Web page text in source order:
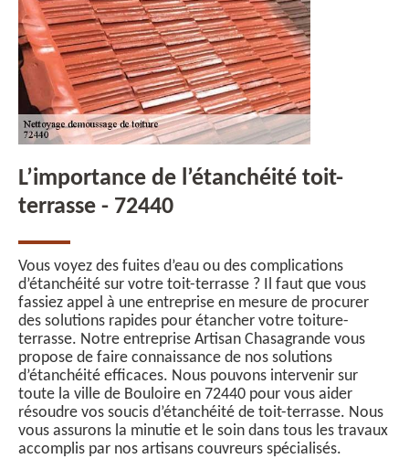
L’importance de l’étanchéité toit-
terrasse - 72440
Vous voyez des fuites d’eau ou des complications
d’étanchéité sur votre toit-terrasse ? Il faut que vous
fassiez appel à une entreprise en mesure de procurer
des solutions rapides pour étancher votre toiture-
terrasse. Notre entreprise Artisan Chasagrande vous
propose de faire connaissance de nos solutions
d’étanchéité efficaces. Nous pouvons intervenir sur
toute la ville de Bouloire en 72440 pour vous aider
résoudre vos soucis d’étanchéité de toit-terrasse. Nous
vous assurons la minutie et le soin dans tous les travaux
accomplis par nos artisans couvreurs spécialisés.